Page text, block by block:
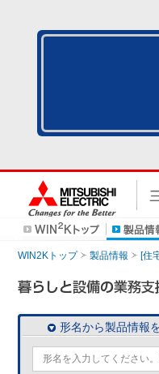
WIN2Kトップ 製品情報 [住
形名から製品情報